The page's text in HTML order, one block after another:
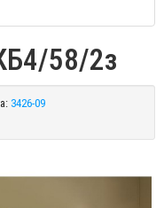
58/2з
3426-09